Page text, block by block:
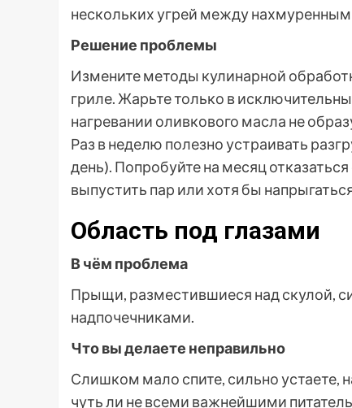
нескольких угрей между
Решение проблемы
Измените методы кулинарной
гриле. Жарьте только в
нагревании оливкового масла не
Раз в неделю полезно устраивать
день). Попробуйте на месяц
выпустить пар или хотя бы
Область под глазами
В чём проблема
Прыщи, разместившиеся над скулой,
надпочечниками.
Что вы делаете неправильно
Слишком мало спите, сильно устаете,
чуть ли не всеми важнейшими